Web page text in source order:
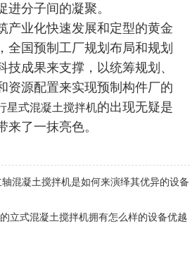
分子间的凝聚。
产业化快速发展和定型的黄金
全国预制工厂规划布局和规划
技成果来支撑，以统筹规划、
资源配置来实现预制构件厂的
星式混凝土搅拌机的出现无疑是
来了一抹亮色。
混凝土搅拌机是如何来演绎其优异的设备
立式混凝土搅拌机拥有怎么样的设备优越